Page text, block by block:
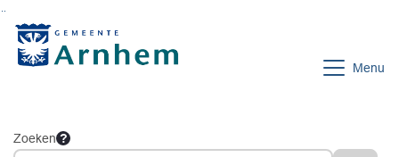
Menu
Zoeken